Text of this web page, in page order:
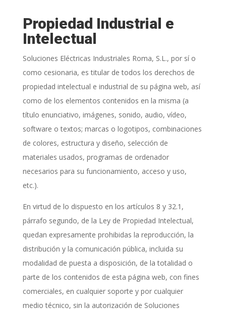
Propiedad Industrial e
Intelectual
Soluciones Eléctricas Industriales Roma, S.L., por sí o
como cesionaria, es titular de todos los derechos de
propiedad intelectual e industrial de su página web, así
como de los elementos contenidos en la misma (a
título enunciativo, imágenes, sonido, audio, vídeo,
software o textos; marcas o logotipos, combinaciones
de colores, estructura y diseño, selección de
materiales usados, programas de ordenador
necesarios para su funcionamiento, acceso y uso,
etc.).
En virtud de lo dispuesto en los artículos 8 y 32.1,
párrafo segundo, de la Ley de Propiedad Intelectual,
quedan expresamente prohibidas la reproducción, la
distribución y la comunicación pública, incluida su
modalidad de puesta a disposición, de la totalidad o
parte de los contenidos de esta página web, con fines
comerciales, en cualquier soporte y por cualquier
medio técnico, sin la autorización de Soluciones